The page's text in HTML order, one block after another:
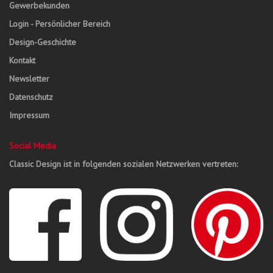
Gewerbekunden
Login - Persönlicher Bereich
Design-Geschichte
Kontakt
Newsletter
Datenschutz
Impressum
Social Media
Classic Design ist in folgenden sozialen Netzwerken vertreten: